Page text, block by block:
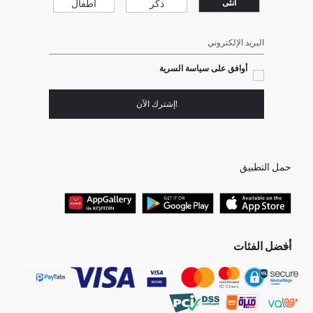
انثى ذكر أطفال
البريد الإلكتروني
أوافق على سياسة السرية
!إشترك الآن
حمل التطبيق
أفضل الفئات
جميع متاجرنا
هدايا عيد الحب
البلوفر النسائية
بلوفر رجالي
برفانات حريمى
جينز رجالي